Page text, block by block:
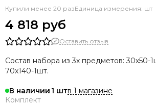
Купили менее 20 разЕдиница измерения: шт
4 818 руб
Оставить отзыв
Состав набора из 3х предметов: 30х50-
70х140-1шт.
В наличии 1
в 1 магазине
Комплект